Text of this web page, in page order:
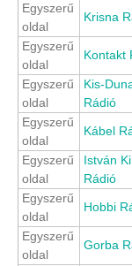
Egyszerű
oldal
Krisna
Egyszerű
oldal
Kontakt
Egyszerű
oldal
Kis-
Rádió
Egyszerű
oldal
Kábel
Egyszerű
oldal
István
Rádió
Egyszerű
oldal
Hobbi
Egyszerű
oldal
Gorba